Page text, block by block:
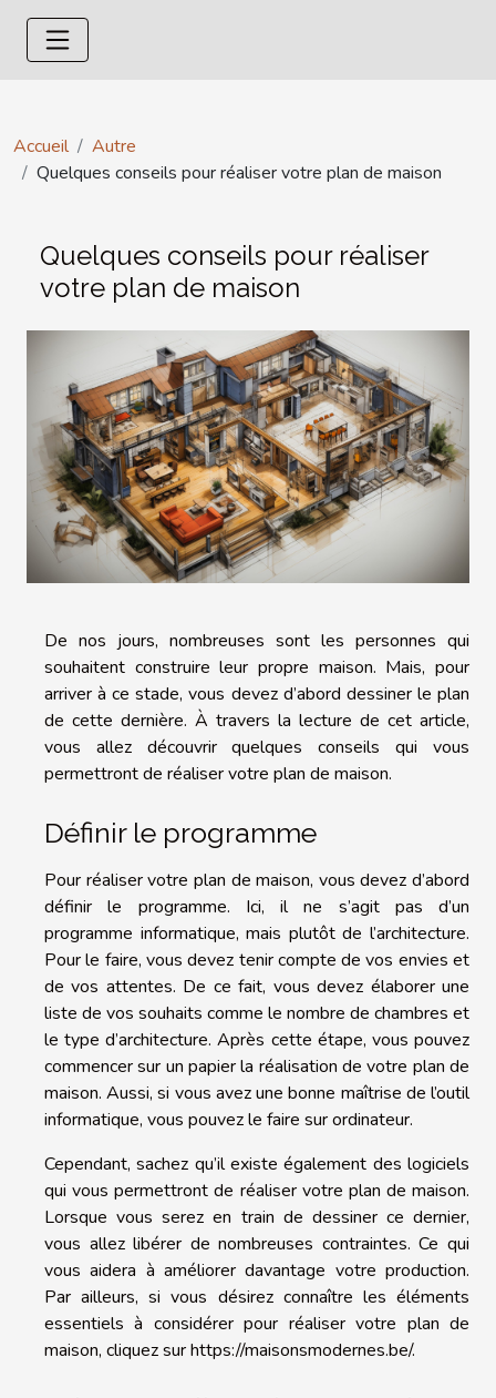
Accueil
Autre
Quelques conseils pour réaliser votre plan de maison
Quelques conseils pour réaliser
votre plan de maison
De nos jours, nombreuses sont les personnes qui
souhaitent construire leur propre maison. Mais, pour
arriver à ce stade, vous devez d’abord dessiner le plan
de cette dernière. À travers la lecture de cet article,
vous allez découvrir quelques conseils qui vous
permettront de réaliser votre plan de maison.
Définir le programme
Pour réaliser votre plan de maison, vous devez d’abord
définir le programme. Ici, il ne s’agit pas d’un
programme informatique, mais plutôt de l’architecture.
Pour le faire, vous devez tenir compte de vos envies et
de vos attentes. De ce fait, vous devez élaborer une
liste de vos souhaits comme le nombre de chambres et
le type d’architecture. Après cette étape, vous pouvez
commencer sur un papier la réalisation de votre plan de
maison. Aussi, si vous avez une bonne maîtrise de l’outil
informatique, vous pouvez le faire sur ordinateur.
Cependant, sachez qu’il existe également des logiciels
qui vous permettront de réaliser votre plan de maison.
Lorsque vous serez en train de dessiner ce dernier,
vous allez libérer de nombreuses contraintes. Ce qui
vous aidera à améliorer davantage votre production.
Par ailleurs, si vous désirez connaître les éléments
essentiels à considérer pour réaliser votre plan de
maison, cliquez surhttps://maisonsmodernes.be/.